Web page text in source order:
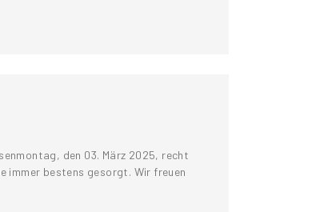
den 03. März 2025, recht
immer bestens gesorgt. Wir freuen